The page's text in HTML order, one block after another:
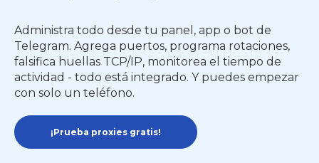
Administra todo desde tu panel, app o bot de
Telegram. Agrega puertos, programa rotaciones,
falsifica huellas TCP/IP, monitorea el tiempo de
actividad - todo está integrado. Y puedes empezar
con solo un teléfono.
¡Prueba proxies gratis!